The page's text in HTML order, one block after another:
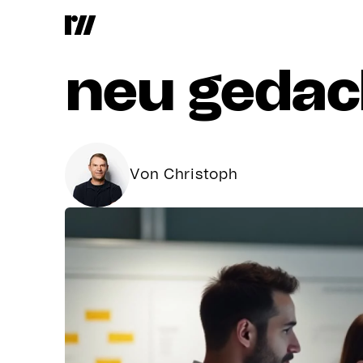
Client
neu
Von Christoph